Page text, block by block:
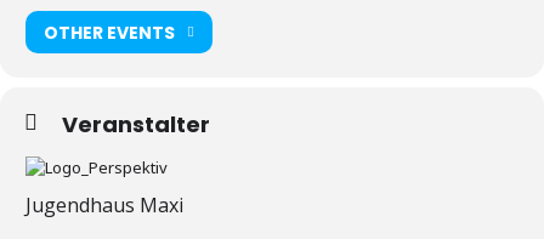
OTHER EVENTS
Veranstalter
Jugendhaus Maxi